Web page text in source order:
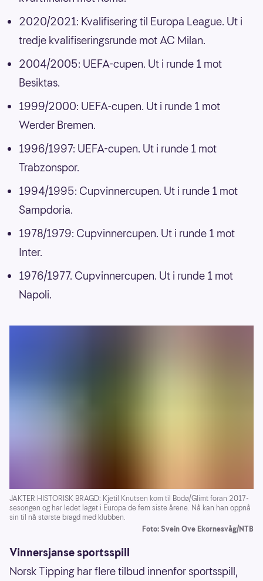
2020/2021: Kvalifisering til Europa League. Ut i
tredje kvalifiseringsrunde mot AC Milan.
2004/2005: UEFA-cupen. Ut i runde 1 mot
Besiktas.
1999/2000: UEFA-cupen. Ut i runde 1 mot
Werder Bremen.
1996/1997: UEFA-cupen. Ut i runde 1 mot
Trabzonspor.
1994/1995: Cupvinnercupen. Ut i runde 1 mot
Sampdoria.
1978/1979: Cupvinnercupen. Ut i runde 1 mot
Inter.
1976/1977. Cupvinnercupen. Ut i runde 1 mot
Napoli.
JAKTER HISTORISK BRAGD: Kjetil Knutsen kom til Bodø/Glimt foran 2017-
sesongen og har ledet laget i Europa de fem siste årene. Nå kan han oppnå
sin til nå største bragd med klubben.
Foto: Svein Ove Ekornesvåg/NTB
Vinnersjanse sportsspill
Norsk Tipping har flere tilbud innenfor sportsspill,